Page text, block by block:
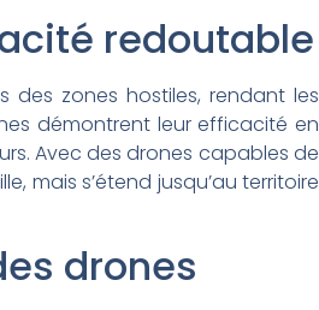
redoutable
zones hostiles, rendant les
démontrent leur efficacité en
Avec des drones capables de
mais s’étend jusqu’au territoire
drones